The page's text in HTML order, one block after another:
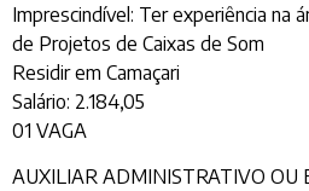
Imprescindível: Ter experiência na
de Projetos de Caixas de Som
Residir em Camaçari
Salário: 2.184,05
01 VAGA
AUXILIAR ADMINISTRATIVO OU